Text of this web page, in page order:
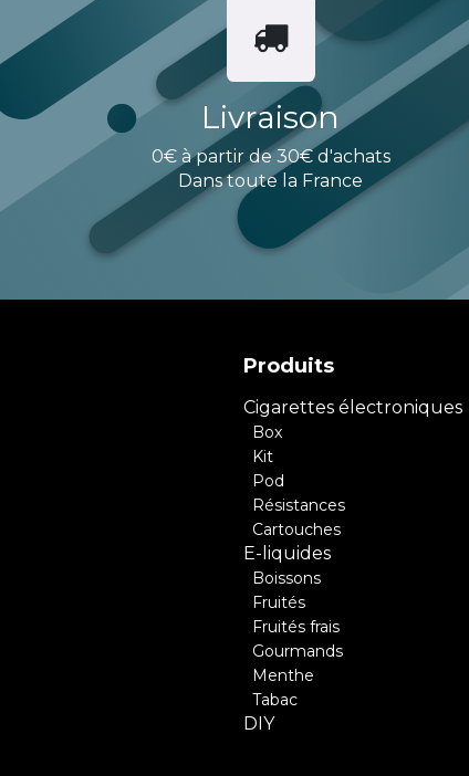
Livraison
0€ à partir de 30€ d'achats
Dans toute la France
Produits
Cigarettes électroniques
Box
Kit
Pod
Résistances
Cartouches
E-liquides
Boissons
Fruités
Fruités frais
Gourmands
Menthe
Tabac
DIY